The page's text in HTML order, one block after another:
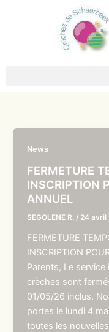
News
FERMETURE
INSCRIPTION
ANNUEL
SEGOLENE R. / 24 avril
FERMETURE
INSCRIPTION
Parents, Le
crèches sont
01/05/26 inclus.
portes le lundi 4
toutes les